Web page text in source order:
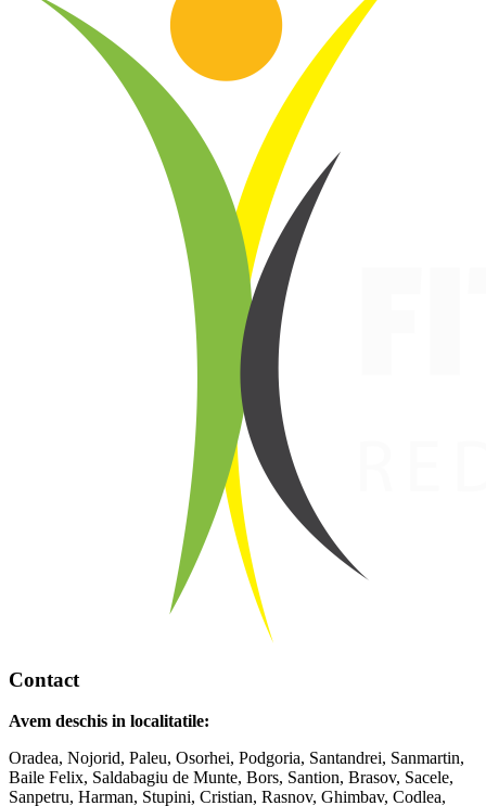
Contact
Avem deschis in localitatile:
Oradea, Nojorid, Paleu, Osorhei, Podgoria, Santandrei, Sanmartin,
Baile Felix, Saldabagiu de Munte, Bors, Santion, Brasov, Sacele,
Sanpetru, Harman, Stupini, Cristian, Rasnov, Ghimbav, Codlea,